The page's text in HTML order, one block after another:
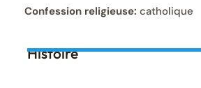
Confession religieuse: catholique
Histoire